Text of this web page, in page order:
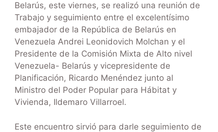
Belarús, este viernes, se realizó una reunión de
Trabajo y seguimiento entre el excelentísimo
embajador de la República de Belarús en
Venezuela Andrei Leonidovich Molchan y el
Presidente de la Comisión Mixta de Alto nivel
Venezuela- Belarús y vicepresidente de
Planificación, Ricardo Menéndez junto al
Ministro del Poder Popular para Hábitat y
Vivienda, Ildemaro Villarroel.
Este encuentro sirvió para darle seguimiento de